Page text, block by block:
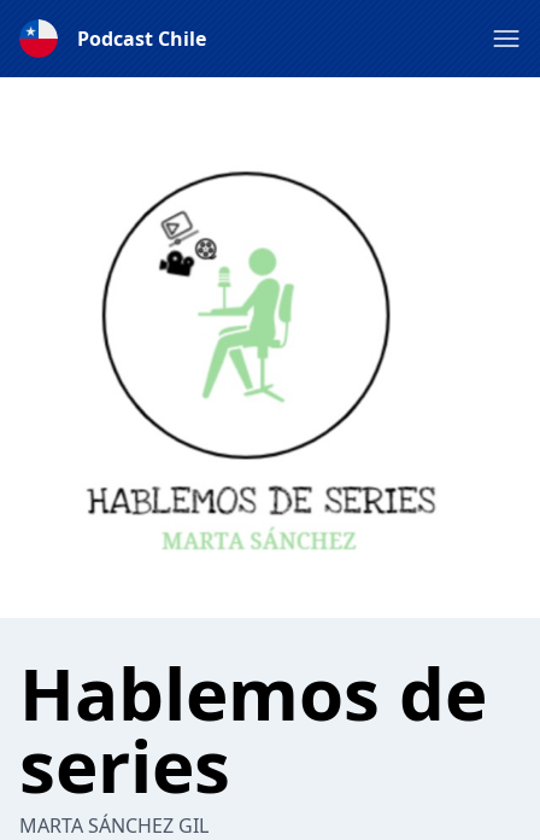
Podcast Chile
Hablemos de
series
MARTA SÁNCHEZ GIL